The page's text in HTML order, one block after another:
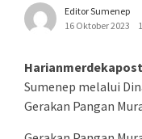
Editor Sumenep
16 Oktober 2023
Sumenep melalui
Gerakan Pangan